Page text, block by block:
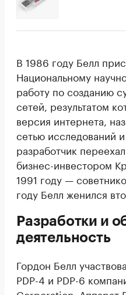
В 1986 году Белл
Национальному
работу по созданию
сетей, результатом
версия интернета,
сетью исследований
разработчик
бизнес-инвестором
1991 году —
году Белл женился
Разработки и
деятельность
Гордон Белл
PDP-4 и PDP-6